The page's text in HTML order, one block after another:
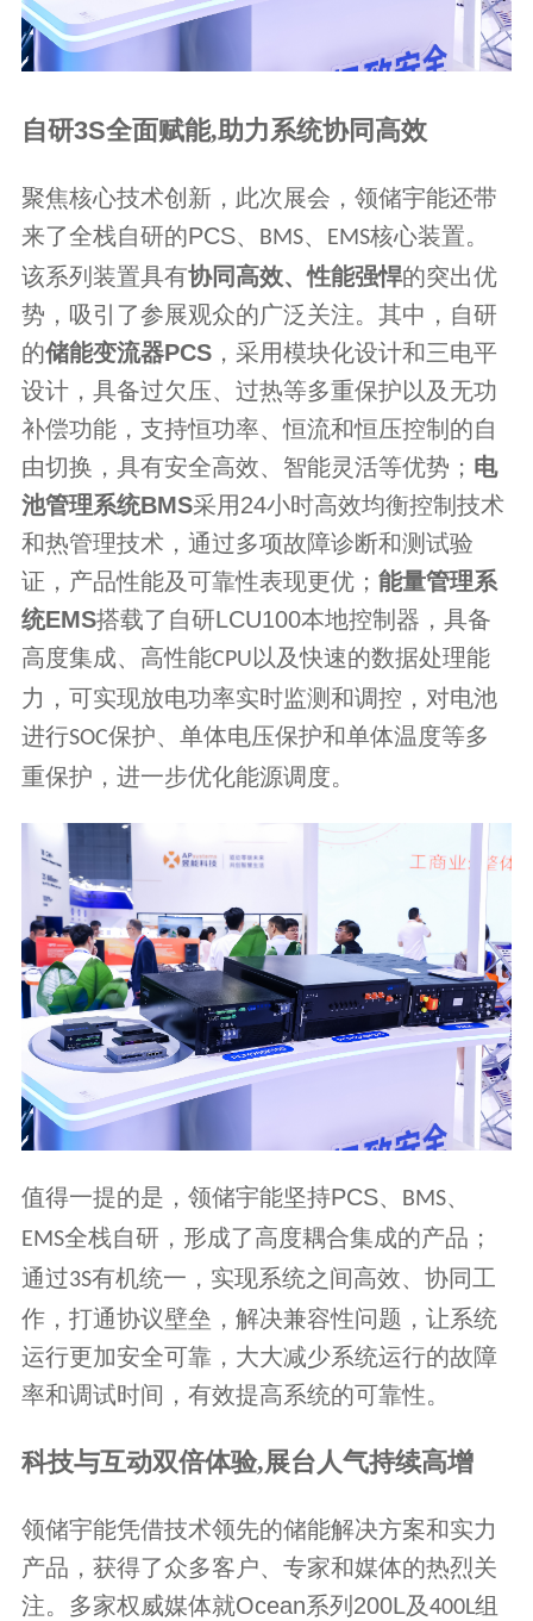
自研3S全面赋能,助力系统协同高效
聚焦核心技术创新，此次展会，领储宇能还带
来了全栈自研的PCS、 BMS、 EMS核心装置。
该系列装置具有协同高效、性能强悍的突出优
势，吸引了参展观众的广泛关注。其中，自研
的储能变流器PCS，采用模块化设计和三电平
设计，具备过欠压、过热等多重保护以及无功
补偿功能，支持恒功率、恒流和恒压控制的自
由切换，具有安全高效、智能灵活等优势； 电
池管理系统BMS采用24小时高效均衡控制技术
和热管理技术，通过多项故障诊断和测试验
证，产品性能及可靠性表现更优； 能量管理系
统EMS搭载了自研LCU100本地控制器，具备
高度集成、高性能CPU 以及快速的数据处理能
力，可实现放电功率实时监测和调控，对电池
进行SOC保护、单体电压保护和单体温度等多
重保护，进一步优化能源调度。
值得一提的是，领储宇能坚持PCS、 BMS、
EMS全栈自研，形成了高度耦合集成的产品；
通过3S有机统一，实现系统之间高效、协同工
作，打通协议壁垒，解决兼容性问题，让系统
运行更加安全可靠，大大减少系统运行的故障
率和调试时间，有效提高系统的可靠性。
科技与互动双倍体验,展台人气持续高增
领储宇能凭借技术领先的储能解决方案和实力
产品，获得了众多客户、专家和媒体的热烈关
注。多家权威媒体就Ocean系列 200L及 400L组